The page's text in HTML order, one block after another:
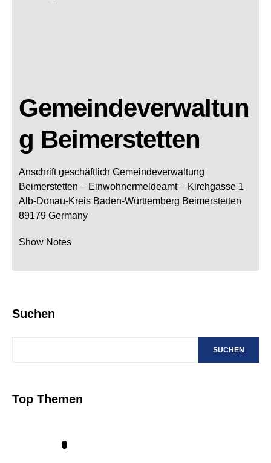
Gemeindeverwaltun
g Beimerstetten
Anschrift geschäftlich Gemeindeverwaltung
Beimerstetten – Einwohnermeldeamt – Kirchgasse 1
Alb-Donau-Kreis Baden-Württemberg Beimerstetten
89179 Germany
Show Notes
Suchen
SUCHEN
Top Themen